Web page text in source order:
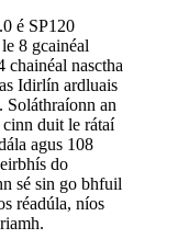
é SP120
8 gcainéal
chainéal nasctha
Idirlín ardluais
Soláthraíonn an
duit le rátaí
agus 108
do
sé sin go bhfuil
réadúla, níos